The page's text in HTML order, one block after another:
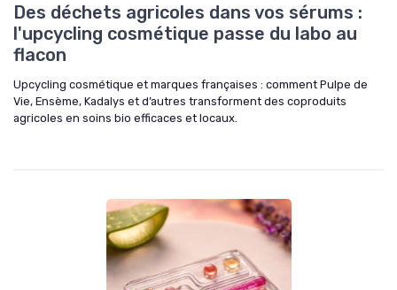
Des déchets agricoles dans vos sérums :
l'upcycling cosmétique passe du labo au
flacon
Upcycling cosmétique et marques françaises : comment Pulpe de
Vie, Ensème, Kadalys et d’autres transforment des coproduits
agricoles en soins bio efficaces et locaux.